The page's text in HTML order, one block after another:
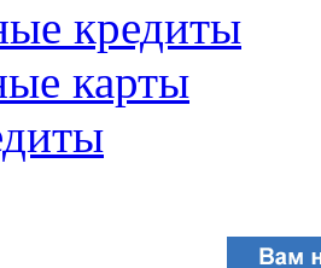
кредиты
карты